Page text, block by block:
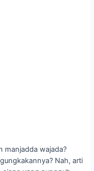
diskusi, acara-acara,
kamu, dan ada